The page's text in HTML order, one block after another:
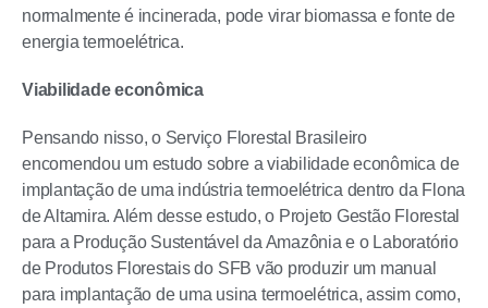
normalmente é incinerada, pode virar biomassa e fonte de
energia termoelétrica.
Viabilidade econômica
Pensando nisso, o Serviço Florestal Brasileiro
encomendou um estudo sobre a viabilidade econômica de
implantação de uma indústria termoelétrica dentro da Flona
de Altamira. Além desse estudo, o Projeto Gestão Florestal
para a Produção Sustentável da Amazônia e o Laboratório
de Produtos Florestais do SFB vão produzir um manual
para implantação de uma usina termoelétrica, assim como,